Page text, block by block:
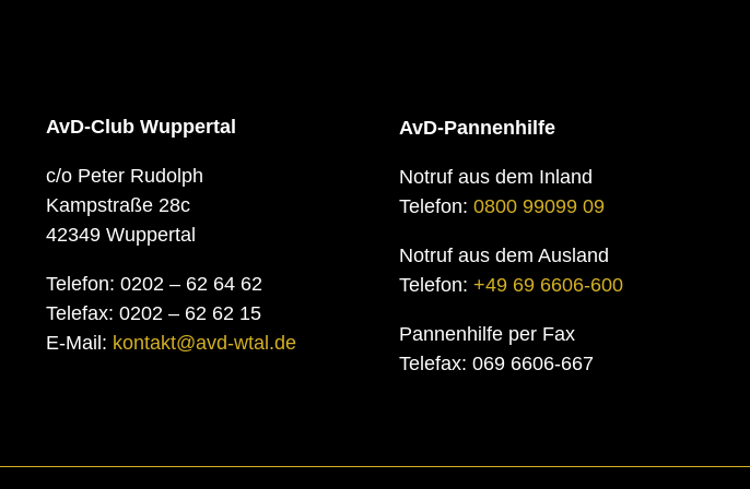
AvD-Club Wuppertal
c/o Peter Rudolph
Kampstraße 28c
42349 Wuppertal
Telefon: 0202 – 62 64 62
Telefax: 0202 – 62 62 15
E-Mail: kontakt@avd-wtal.de
AvD-Pannenhilfe
Notruf aus dem Inland
Telefon: 0800 99099 09
Notruf aus dem Ausland
Telefon: +49 69 6606-600
Pannenhilfe per Fax
Telefax: 069 6606-667